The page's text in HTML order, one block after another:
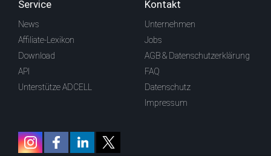
Service
News
Affiliate-Lexikon
Download
API
Unterstütze ADCELL
Kontakt
Unternehmen
Jobs
AGB & Datenschutzerklärung
FAQ
Datenschutz
Impressum